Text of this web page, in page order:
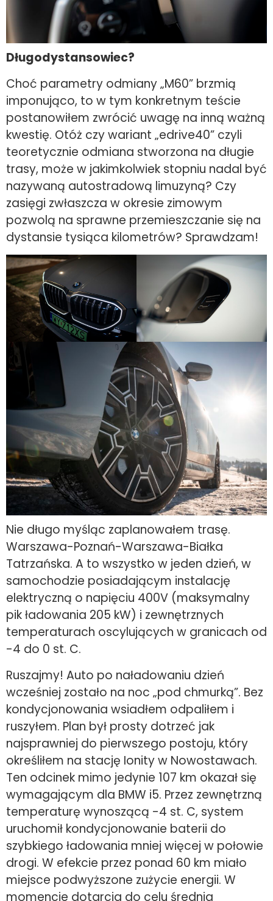
Długodystansowiec?
Choć parametry odmiany „M60” brzmią
imponująco, to w tym konkretnym teście
postanowiłem zwrócić uwagę na inną ważną
kwestię. Otóż czy wariant „edrive40” czyli
teoretycznie odmiana stworzona na długie
trasy, może w jakimkolwiek stopniu nadal być
nazywaną autostradową limuzyną? Czy
zasięgi zwłaszcza w okresie zimowym
pozwolą na sprawne przemieszczanie się na
dystansie tysiąca kilometrów? Sprawdzam!
Nie długo myśląc zaplanowałem trasę.
Warszawa-Poznań-Warszawa-Białka
Tatrzańska. A to wszystko w jeden dzień, w
samochodzie posiadającym instalację
elektryczną o napięciu 400V (maksymalny
pik ładowania 205 kW) i zewnętrznych
temperaturach oscylujących w granicach od
-4 do 0 st. C.
Ruszajmy! Auto po naładowaniu dzień
wcześniej zostało na noc „pod chmurką”. Bez
kondycjonowania wsiadłem odpaliłem i
ruszyłem. Plan był prosty dotrzeć jak
najsprawniej do pierwszego postoju, który
określiłem na stację Ionity w Nowostawach.
Ten odcinek mimo jedynie 107 km okazał się
wymagającym dla BMW i5. Przez zewnętrzną
temperaturę wynoszącą -4 st. C, system
uruchomił kondycjonowanie baterii do
szybkiego ładowania mniej więcej w połowie
drogi. W efekcie przez ponad 60 km miało
miejsce podwyższone zużycie energii. W
momencie dotarcia do celu średnia